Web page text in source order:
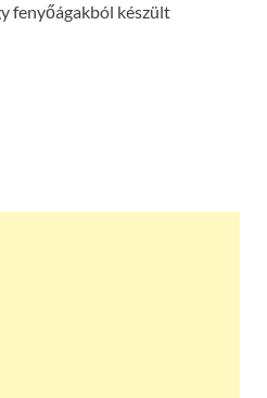
fenyőágakból készült